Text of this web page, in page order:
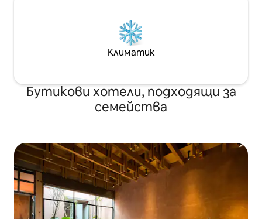
Климатик
Бутикови хотели, подходящи за
семейства